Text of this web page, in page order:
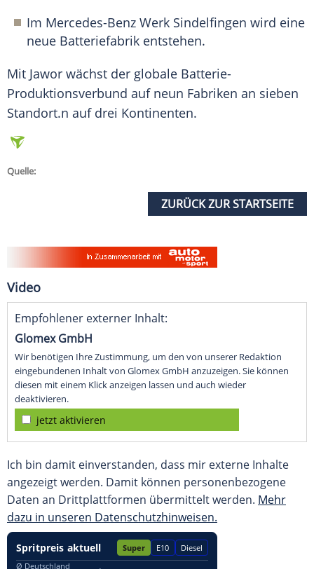
Im Mercedes-Benz Werk Sindelfingen wird eine
neue Batteriefabrik entstehen.
Mit Jawor wächst der globale Batterie-
Produktionsverbund auf neun Fabriken an sieben
Standort.n auf drei Kontinenten.
Quelle:
ZURÜCK ZUR STARTSEITE
Video
Empfohlener externer Inhalt:
Glomex GmbH
Wir benötigen Ihre Zustimmung, um den von unserer Redaktion
eingebundenen Inhalt von Glomex GmbH anzuzeigen. Sie können
diesen mit einem Klick anzeigen lassen und auch wieder
deaktivieren.
jetzt aktivieren
Ich bin damit einverstanden, dass mir externe Inhalte
angezeigt werden. Damit können personenbezogene
Daten an Drittplattformen übermittelt werden. Mehr
dazu in unseren Datenschutzhinweisen.